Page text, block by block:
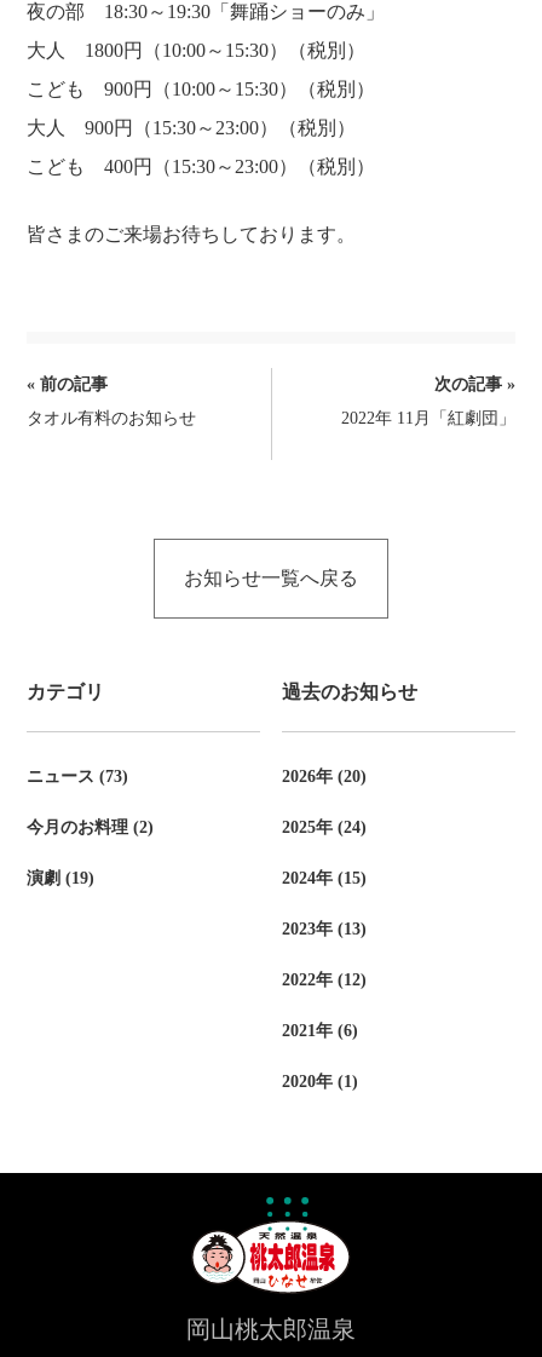
TEL. 086-229-3900
夜の部 18:30～19:30「舞踊ショーのみ」
大人 1800円（10:00～15:30）（税別）
こども 900円（10:00～15:30）（税別）
大人 900円（15:30～23:00）（税別）
こども 400円（15:30～23:00）（税別）
皆さまのご来場お待ちしております。
前
後
ン
ク
« 前の記事
タオル有料のお知らせ
次の記事 »
2022年 11月「紅劇団」
お知らせ一覧へ戻る
カテゴリ
ニュース (73)
今月のお料理 (2)
演劇 (19)
過去のお知らせ
2026年 (20)
2025年 (24)
2024年 (15)
2023年 (13)
2022年 (12)
2021年 (6)
2020年 (1)
岡山桃太郎温泉